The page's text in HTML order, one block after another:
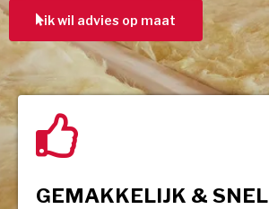
ik wil advies op maat
GEMAKKELIJK & SNEL